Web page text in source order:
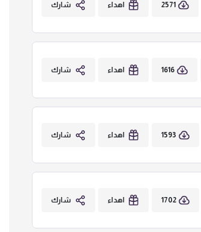
2571 اهداء شارك
1616 اهداء شارك
1593 اهداء شارك
1702 اهداء شارك